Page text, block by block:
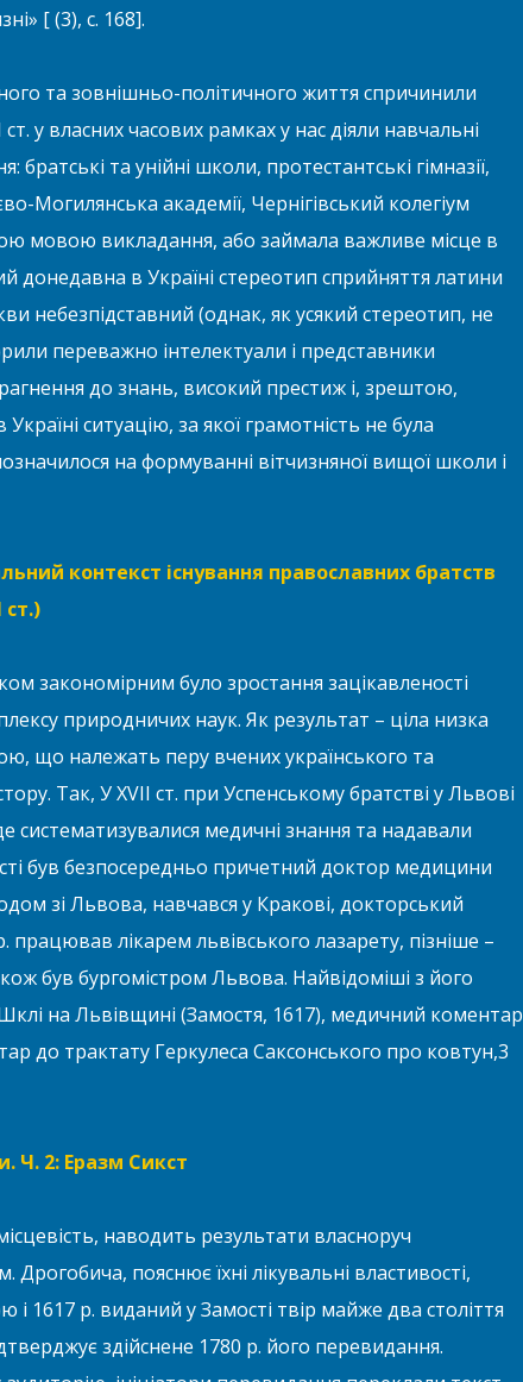
[ (3), с. 168].
та зовнішньо-політичного життя спричинили
у власних часових рамках у нас діяли навчальні
братські та унійні школи, протестантські гімназії,
Могилянська академії, Чернігівський колегіум
мовою викладання, або займала важливе місце в
донедавна в Україні стереотип сприйняття латини
небезпідставний (однак, як усякий стереотип, не
переважно інтелектуали і представники
до знань, високий престиж і, зрештою,
ситуацію, за якої грамотність не була
на формуванні вітчизняної вищої школи і
контекст існування православних братств
ст.)
закономірним було зростання зацікавленості
природничих наук. Як результат – ціла низка
що належать перу вчених українського та
Так, У XVII ст. при Успенському братстві у Львові
медичні знання та надавали
був безпосередньо причетний доктор медицини
зі Львова, навчався у Кракові, докторський
працював лікарем львівського лазарету, пізніше –
був бургомістром Львова. Найвідоміші з його
на Львівщині (Замостя, 1617), медичний коментар
до трактату Геркулеса Саксонського про ковтун,3
Ч. 2: Еразм Сикст
наводить результати власноруч
Дрогобича, пояснює їхні лікувальні властивості,
і 1617 р. виданий у Замості твір майже два століття
здійснене 1780 р. його перевидання.